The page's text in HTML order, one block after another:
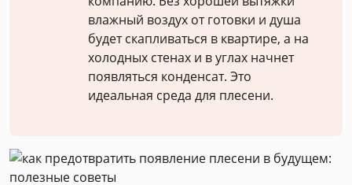
влажный воздух от готовки и душа
будет скапливаться в квартире, а на
холодных стенах и в углах начнет
появляться конденсат. Это
идеальная среда для плесени.